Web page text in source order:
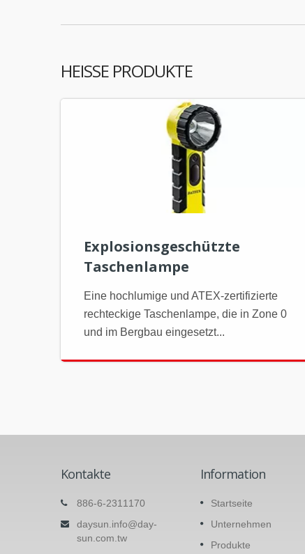
HEISSE PRODUKTE
Explosionsgeschützte
Taschenlampe
Eine hochlumige und ATEX-zertifizierte
rechteckige Taschenlampe, die in Zone 0
und im Bergbau eingesetzt...
Kontakte
886-6-2311170
daysun.info@day-
sun.com.tw
Information
Startseite
Unternehmen
Produkte
Sicherheitsbrillen
Dieser Artikel hat ein wechselbares
Farbe mit grundlegender Anti-Kratz- und